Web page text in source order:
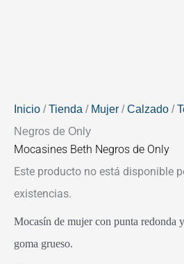
Inicio /Tienda / Mujer /Calzado /
Negros de Only
Mocasines Beth Negros de Only
Este producto no está disponible
existencias.
Mocasín de mujer con punta redonda
goma grueso.